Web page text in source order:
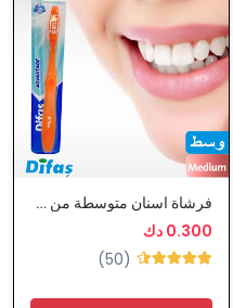
فرشاة اسنان متوسطة من ديفاس
0.300 دك
(50)